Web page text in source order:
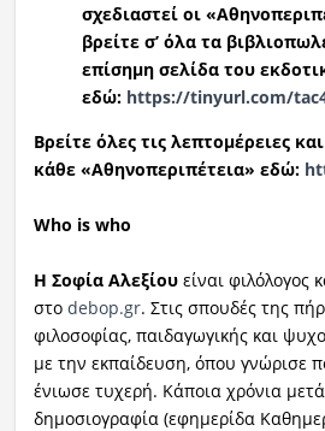
σχεδιαστεί οι
βρείτε σ’ όλα τα
επίσημη σελίδα του
εδώ: https://tinyurl.com/
Βρείτε όλες τις λεπτομέρειες
κάθε «Αθηνοπεριπέτεια» εδώ:
Who is who
Η Σοφία Αλεξίουείναι φιλόλογος
στο debop.gr. Στις σπουδές της
φιλοσοφίας, παιδαγωγικής και
με την εκπαίδευση, όπου γνώρισε
ένιωσε τυχερή. Κάποια χρόνια
δημοσιογραφία (εφημερίδα